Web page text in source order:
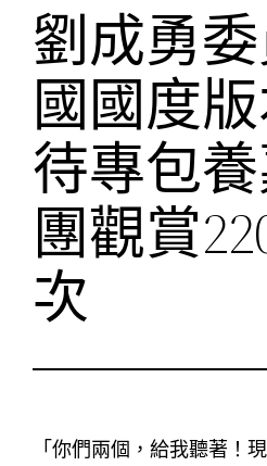
劉成勇
國國度
待專包
團觀賞
次
「你們兩個，給我聽著！